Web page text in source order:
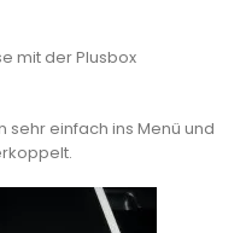
mit der Plusbox
sehr einfach ins Menü und